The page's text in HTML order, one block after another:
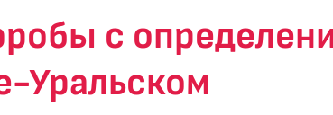
с
Уральском